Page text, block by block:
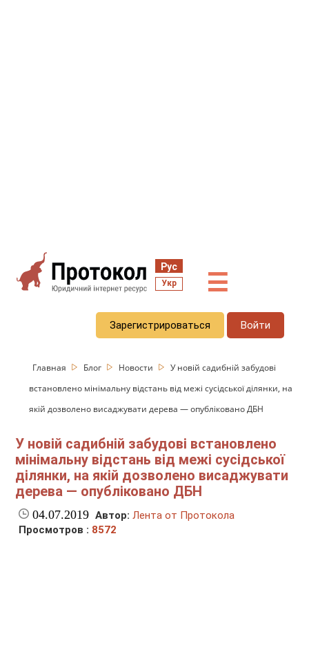
Рус
Укр ☰
Зарегистрироваться Войти
Главная Блог Новости
У новій садибній забудові
встановлено мінімальну відстань від межі сусідської ділянки, на
якій дозволено висаджувати дерева — опубліковано ДБН
У новій садибній забудові встановлено
мінімальну відстань від межі сусідської
ділянки, на якій дозволено висаджувати
дерева — опубліковано ДБН
04.07.2019 Автор: Лента от Протокола
Просмотров : 8572